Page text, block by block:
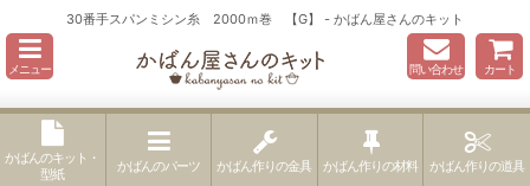
30番手スパンミシン糸 2000ｍ巻 【G】 - かばん屋さんのキット
メニュー 問い合わせ カート
かばんのキット・
型紙
かばんのパーツ かばん作りの金具 かばん作りの材料 かばん作りの道具